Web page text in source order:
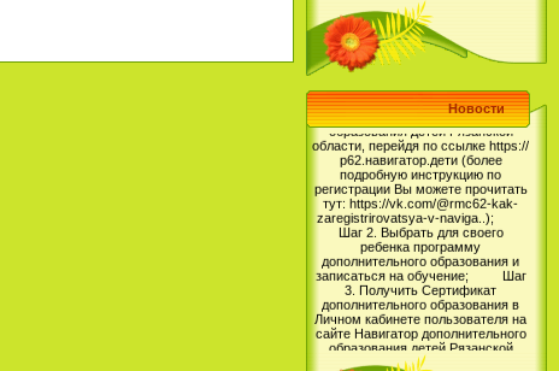
Новости
дополнительного образования и
начать обучение, родителям
необходимо выполнить
следующие шаги: Шаг 1.
Зарегистрироваться на сайте
образования детей Рязанской
области, перейдя по ссылке https://
р62.навигатор.дети (более
подробную инструкцию по
регистрации Вы можете прочитать
тут: https://vk.com/@rmc62-kak-
zaregistrirovatsya-v-naviga..);
Шаг 2. Выбрать для своего
ребенка программу
дополнительного образования и
записаться на обучение; Шаг
3. Получить Сертификат
дополнительного образования в
Личном кабинете пользователя на
сайте Навигатор дополнительного
образования детей Рязанской
области и использовать его для
обучения ребенка.
Регистрируйтесь на Навигаторе